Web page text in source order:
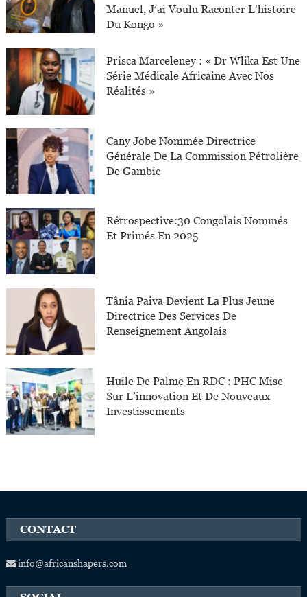
Manuel, J’ai Voulu Raconter L’histoire
Du Kongo »
Prisca Marceleney : « Dr Wlika Est Une
Série Médicale Africaine Avec Nos
Réalités »
Cany Jobe Nommée Directrice
Générale De La Commission Pétrolière
De Gambie
Rétrospective:30 Congolais Nommés
Et Primés En 2025
Tânia Paiva Devient La Plus Jeune
Directrice Des Services De
Renseignement Angolais
Huile De Palme En RDC : PHC Mise
Sur L’innovation Et De Nouveaux
Investissements
CONTACT
info@africanshapers.com